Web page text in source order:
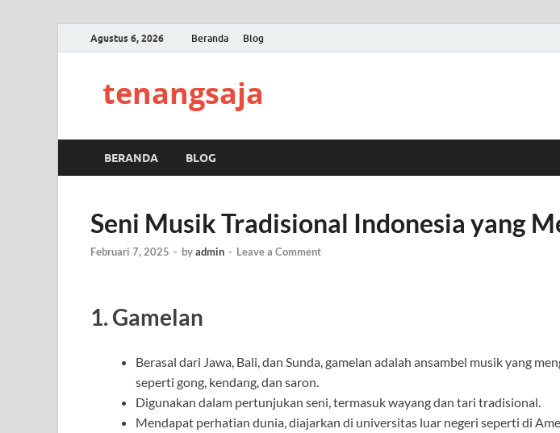
Agustus 6, 2026 Beranda Blog
tenangsaja
BERANDA BLOG
Seni Musik Tradisional Indonesia yang
Februari 7, 2025 - byadmin - Leave a Comment
1.Gamelan
Berasal dari Jawa, Bali, dan Sunda, gamelan adalah ansambel musik yang
seperti gong, kendang, dan saron.
Digunakan dalam pertunjukan seni, termasuk wayang dan tari tradisional.
Mendapat perhatian dunia, diajarkan di universitas luar negeri seperti di